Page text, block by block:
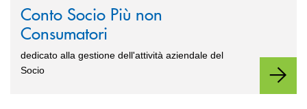
Conto Socio Più non
Consumatori
dedicato alla gestione dell'attività aziendale del
Socio